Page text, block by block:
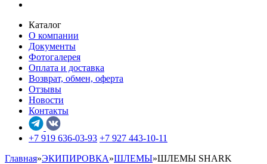
Каталог
О компании
Документы
Фотогалерея
Оплата и доставка
Возврат, обмен, оферта
Отзывы
Новости
Контакты
+7 919 636-03-93 +7 927 443-10-11
Главная»ЭКИПИРОВКА»ШЛЕМЫ»ШЛЕМЫ SHARK